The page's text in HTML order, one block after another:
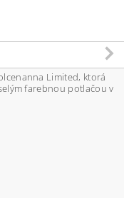
Limited, ktorá
farebnou potlačou v